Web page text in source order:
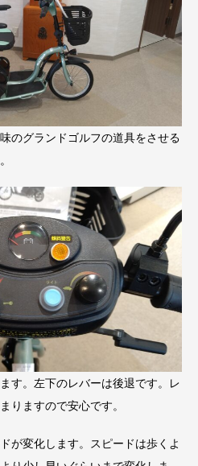
のグランドゴルフの道具をさせる
す。左下のレバーは後退です。レ
りますので安心です。
が変化します。スピードは歩くよ